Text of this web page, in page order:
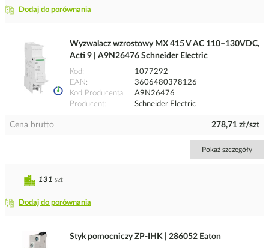
Dodaj do porównania
Wyzwalacz wzrostowy MX 415 V AC 110–130VDC,
Acti 9 | A9N26476 Schneider Electric
Kod
1077292
EAN
3606480378126
Kod Producenta
A9N26476
Producent
Schneider Electric
Cena brutto 278,71 zł/szt
Pokaż szczegóły
Dodaj do porównania
131 szt
Styk pomocniczy ZP-IHK | 286052 Eaton